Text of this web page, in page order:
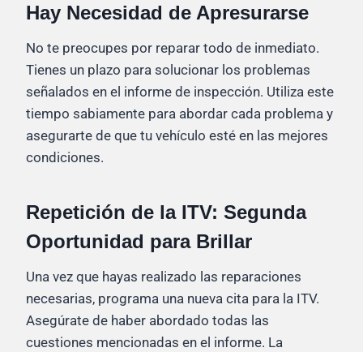
Hay Necesidad de Apresurarse
No te preocupes por reparar todo de inmediato.
Tienes un plazo para solucionar los problemas
señalados en el informe de inspección. Utiliza este
tiempo sabiamente para abordar cada problema y
asegurarte de que tu vehículo esté en las mejores
condiciones.
Repetición de la ITV: Segunda
Oportunidad para Brillar
Una vez que hayas realizado las reparaciones
necesarias, programa una nueva cita para la ITV.
Asegúrate de haber abordado todas las
cuestiones mencionadas en el informe. La